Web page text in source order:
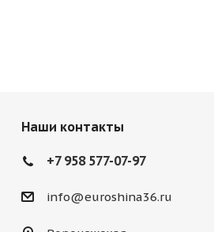
Наши контакты
+7 958 577-07-97
info@euroshina36.ru